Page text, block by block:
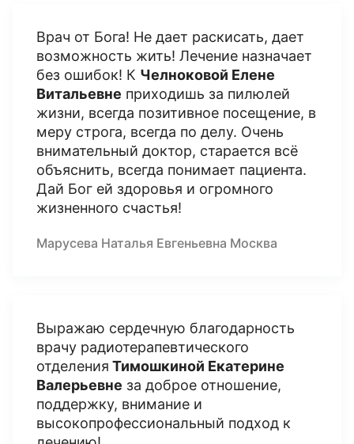
Врач от Бога! Не дает раскисать, дает
возможность жить! Лечение назначает
без ошибок! К Челноковой Елене
Витальевне приходишь за пилюлей
жизни, всегда позитивное посещение, в
меру строга, всегда по делу. Очень
внимательный доктор, старается всё
объяснить, всегда понимает пациента.
Дай Бог ей здоровья и огромного
жизненного счастья!
Марусева Наталья Евгеньевна Москва
Выражаю сердечную благодарность
врачу радиотерапевтического
отделения Тимошкиной Екатерине
Валерьевне за доброе отношение,
поддержку, внимание и
высокопрофессиональный подход к